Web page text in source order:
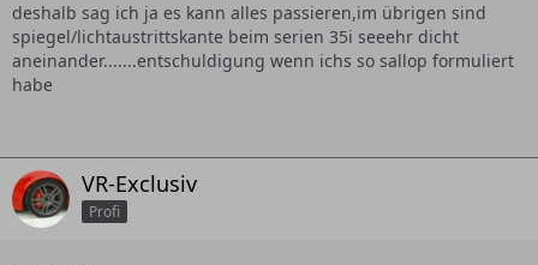
deshalb sag ich ja es kann alles passieren,im übrigen sind
spiegel/lichtaustrittskante beim serien 35i seeehr dicht
aneinander.......entschuldigung wenn ichs so sallop formuliert
habe
VR-Exclusiv
Profi